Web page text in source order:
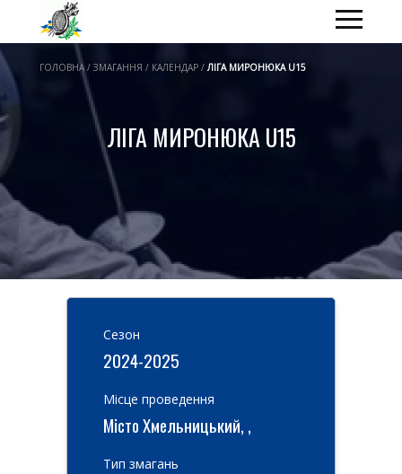
ГОЛОВНА / ЗМАГАННЯ / КАЛЕНДАР /ЛІГА МИРОНЮКА U15
ЛІГА МИРОНЮКА U15
Cезон
2024-2025
Місце проведення
Місто Хмельницький, ,
Тип змагань